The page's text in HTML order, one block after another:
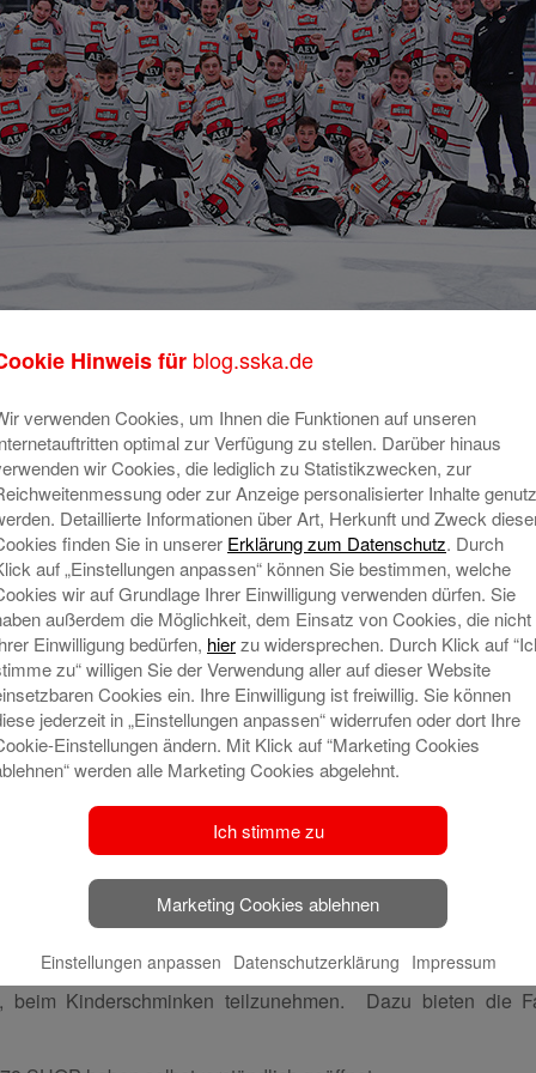
Eishockey GmbH
in der Region fördert die Stadtsparkasse
DerAugsburger Eislaufverein e.V. und die
ein gemeinsames Sommerfest im Curt-Frenzel-
auch neben dem Eis über den ganzen Tag, der Eintritt ist
Panther
Laufschule, unterstützt von Pantherspielern
Ingolstadt, Nürnberg und dem AEV
1 – AEV vs. Kaufbeuren
vs. München
Alex Kunz mit Pantherspielern und AEV-Offiziellen
Spielpausen des U9-Turniers präsentiert.
Panther mischt sich nach der gemeinsamen
und Selfiewünsche gerne zur Verfügung.
sich die gemeinsamen Partner. An einer eigenen
beim Kinderschminken teilzunehmen. Dazu bieten die
Hinweis für blog.sska.de
verwenden Cookies, um Ihnen die Funktionen auf unseren
optimal zur Verfügung zu stellen. Darüber hinaus
wir Cookies, die lediglich zu Statistikzwecken, zur
oder zur Anzeige personalisierter Inhalte
Detaillierte Informationen über Art, Herkunft und Zweck
finden Sie in unserer Erklärung zum Datenschutz. Durch
auf „Einstellungen anpassen“ können Sie bestimmen, welche
wir auf Grundlage Ihrer Einwilligung verwenden dürfen. Sie
außerdem die Möglichkeit, dem Einsatz von Cookies, die nicht
Einwilligung bedürfen, hierzu widersprechen. Durch Klick auf
zu“ willigen Sie der Verwendung aller auf dieser Website
Cookies ein. Ihre Einwilligung ist freiwillig. Sie können
jederzeit in „Einstellungen anpassen“ widerrufen oder dort Ihre
Einstellungen ändern. Mit Klick auf “Marketing Cookies
werden alle Marketing Cookies abgelehnt.
Ich stimme zu
Marketing Cookies ablehnen
Einstellungen anpassen Datenschutzerklärung Impressum